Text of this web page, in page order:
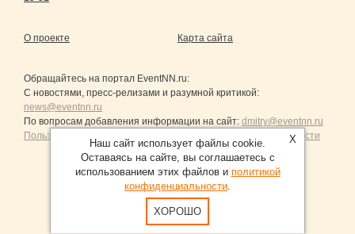
О проекте Карта сайта
Обращайтесь на портал EventNN.ru:
С новостями, пресс-релизами и разумной критикой:
news@eventnn.ru
По вопросам добавления информации на сайт: dmitry@eventnn.ru
Пользовательское Соглашение и политика конфиденциальности
Продвижение сайтов Санкт-Петербург
X
Наш сайт использует файлы cookie.
Оставаясь на сайте, вы соглашаетесь с
использованием этих файлов и политикой
конфиденциальности.
ХОРОШО